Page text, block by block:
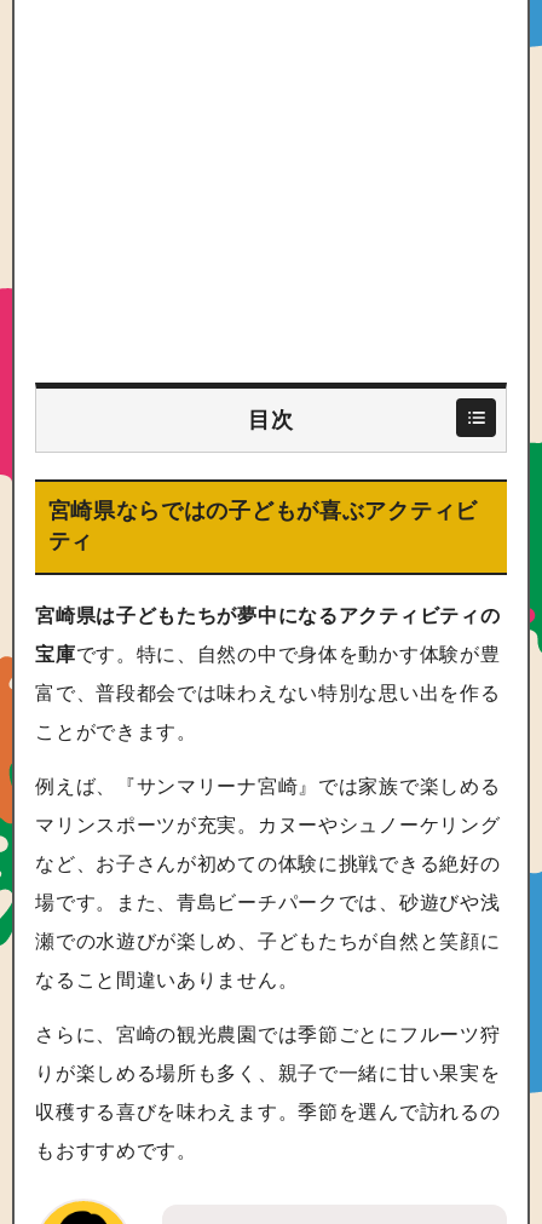
目次
宮崎県ならではの子どもが喜ぶアクティビ
ティ
宮崎県は子どもたちが夢中になるアクティビティの
宝庫です。特に、自然の中で身体を動かす体験が豊
富で、普段都会では味わえない特別な思い出を作る
ことができます。
例えば、『サンマリーナ宮崎』では家族で楽しめる
マリンスポーツが充実。カヌーやシュノーケリング
など、お子さんが初めての体験に挑戦できる絶好の
場です。また、青島ビーチパークでは、砂遊びや浅
瀬での水遊びが楽しめ、子どもたちが自然と笑顔に
なること間違いありません。
さらに、宮崎の観光農園では季節ごとにフルーツ狩
りが楽しめる場所も多く、親子で一緒に甘い果実を
収穫する喜びを味わえます。季節を選んで訪れるの
もおすすめです。